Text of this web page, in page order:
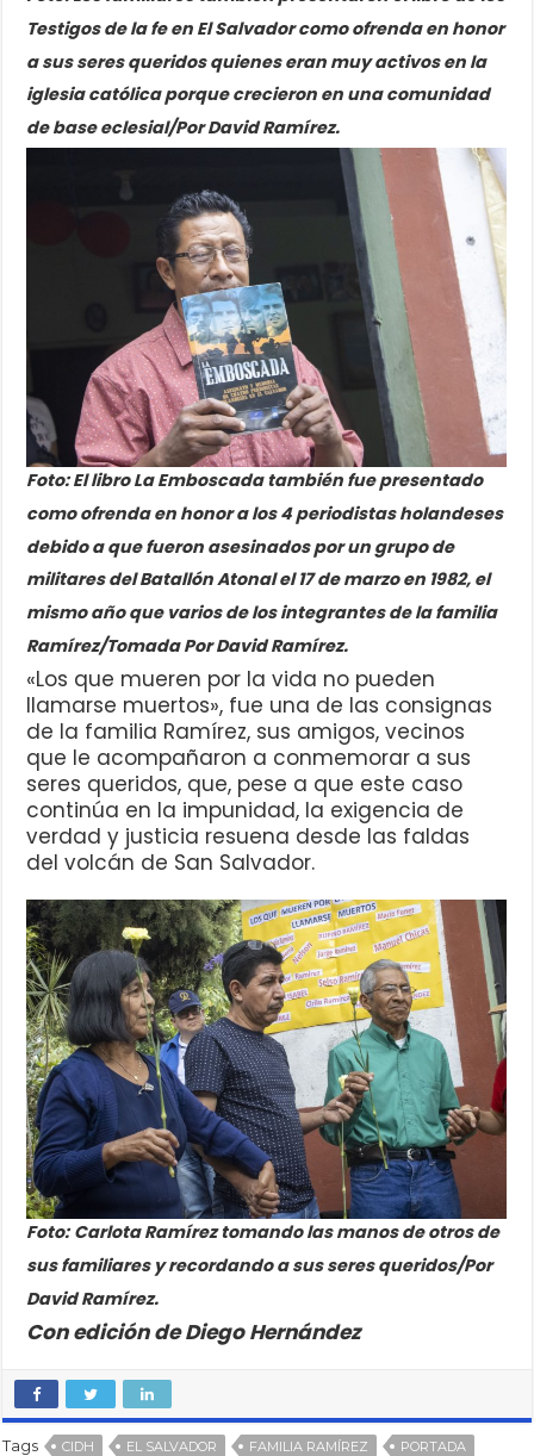
Testigos de la fe en El Salvador como ofrenda en honor
a sus seres queridos quienes eran muy activos en la
iglesia católica porque crecieron en una comunidad
de base eclesial/Por David Ramírez.
Foto: El libro La Emboscadatambién fue presentado
como ofrenda en honor a los 4 periodistas holandeses
debido a que fueron asesinados por un grupo de
militares del Batallón Atonal el 17 de marzo en 1982, el
mismo año que varios de los integrantes de la familia
Ramírez/Tomada Por David Ramírez.
«Los que mueren por la vida no pueden
llamarse muertos», fue una de las consignas
de la familia Ramírez, sus amigos, vecinos
que le acompañaron a conmemorar a sus
seres queridos, que, pese a que este caso
continúa en la impunidad, la exigencia de
verdad y justicia resuena desde las faldas
del volcán de San Salvador.
Foto: Carlota Ramírez tomando las manos de otros de
sus familiares y recordando a sus seres queridos/Por
David Ramírez.
Con edición de Diego Hernández
Tags CIDH EL SALVADOR FAMILIA RAMÍREZ
PORTADA